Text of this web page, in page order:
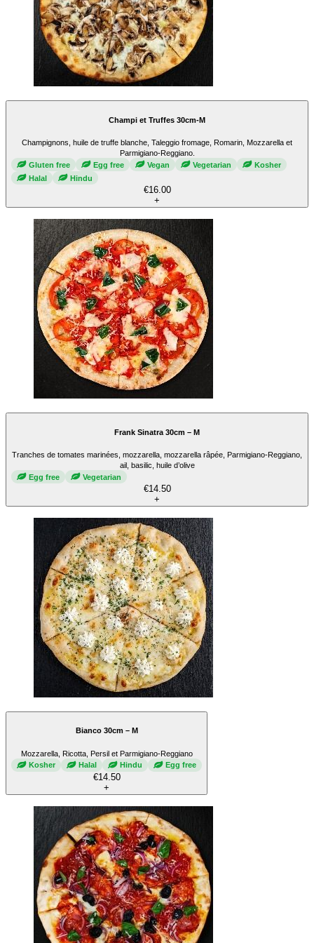
Champi et Truffes 30cm-M
Champignons, huile de truffe blanche, Taleggio fromage, Romarin, Mozzarella et
Parmigiano-Reggiano.
Gluten free
Egg free Vegan Vegetarian
Kosher
Halal
Hindu
€16.00
+
Frank Sinatra 30cm – M
Tranches de tomates marinées, mozzarella, mozzarella râpée, Parmigiano-Reggiano,
ail, basilic, huile d’olive
Egg free
Vegetarian
€14.50
+
Bianco 30cm – M
Mozzarella, Ricotta, Persil et Parmigiano-Reggiano
Kosher
Halal Hindu Egg free
€14.50
+